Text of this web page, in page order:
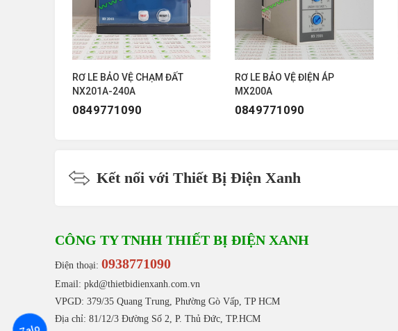
NX204A-240A
NX203A-240A
NX234A-240A
RƠ LE BẢO VỆ CHẠM ĐẤT
NX201A-240A
0849771090
RƠ LE BẢO VỆ ĐIỆN ÁP
MX200A
0849771090
Kết nối với Thiết Bị Điện Xanh
CÔNG TY TNHH THIẾT BỊ ĐIỆN XANH
Điện thoại: 0938771090
Email: pkd@thietbidienxanh.com.vn
VPGD: 379/35 Quang Trung, Phường Gò Vấp, TP HCM
Địa chỉ: 81/12/3 Đường Số 2, P. Thủ Đức, TP.HCM